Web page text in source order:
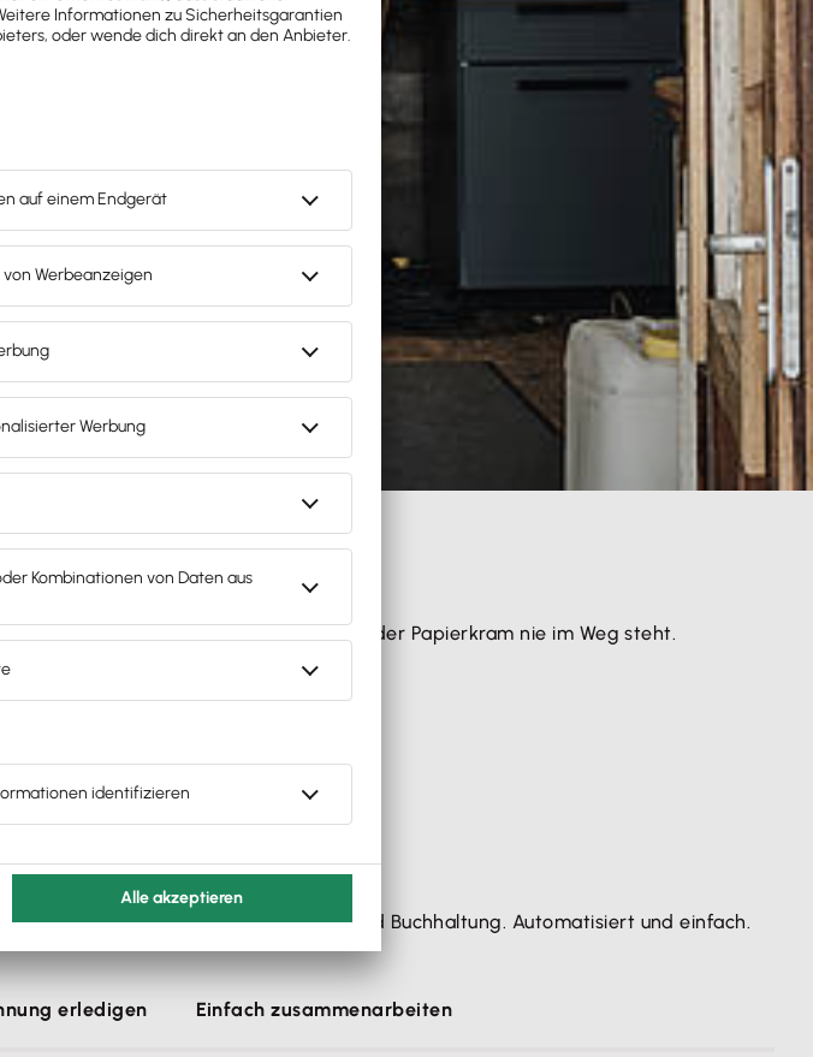
Buchhaltung. Wir sorgen dafür, dass der Papierkram nie im Weg steht.
uns um Steuern, Rechnungen und Buchhaltung. Automatisiert und einfach.
erledigen Einfach zusammenarbeiten